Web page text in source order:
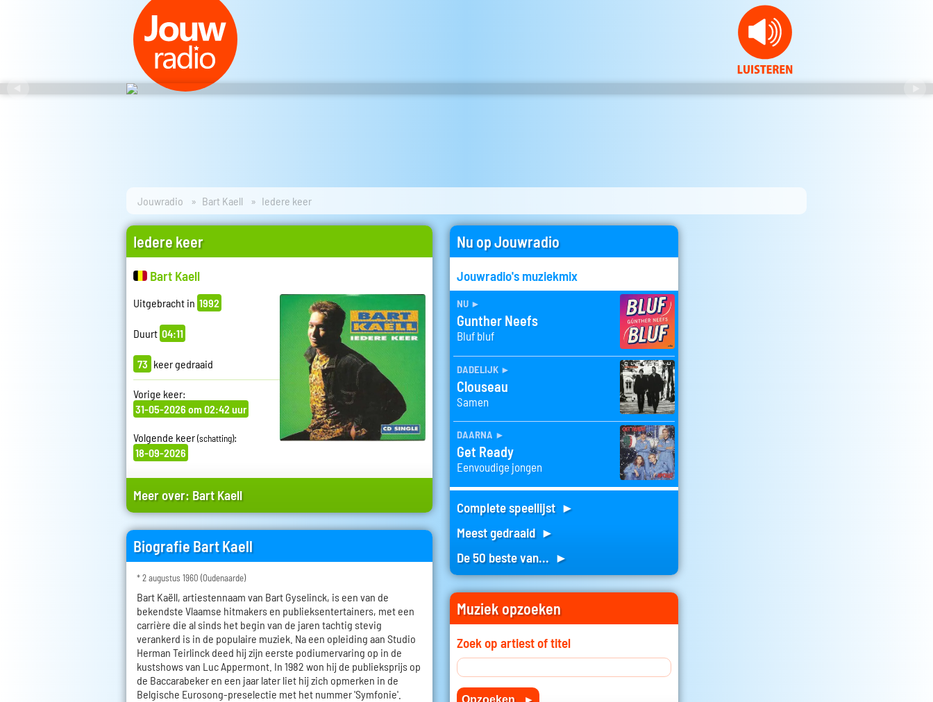
Jouwradio Bart Kaell Iedere keer
Iedere keer
Bart Kaell
Uitgebracht in 1992
Duurt 04:11
73 keer gedraaid
Vorige keer:
31-05-2026 om 02:42 uur
Volgende keer(schatting):
18-09-2026
Meer over: Bart Kaell
Biografie Bart Kaell
* 2 augustus 1960 (Oudenaarde)
Bart Kaëll, artiestennaam van Bart Gyselinck, is een van de
bekendste Vlaamse hitmakers en publieksentertainers, met een
carrière die al sinds het begin van de jaren tachtig stevig
verankerd is in de populaire muziek. Na een opleiding aan Studio
Herman Teirlinck deed hij zijn eerste podiumervaring op in de
kustshows van Luc Appermont. In 1982 won hij de publieksprijs op
de Baccarabeker en een jaar later liet hij zich opmerken in de
Belgische Eurosong-preselectie met het nummer 'Symfonie'.
Nu op Jouwradio
Jouwradio's muziekmix
nu ►
Gunther Neefs
Bluf bluf
dadelijk ►
Clouseau
Samen
daarna ►
Get Ready
Eenvoudige jongen
Complete speellijst ►
Meest gedraaid ►
De 50 beste van... ►
Muziek opzoeken
Zoek op artiest of titel